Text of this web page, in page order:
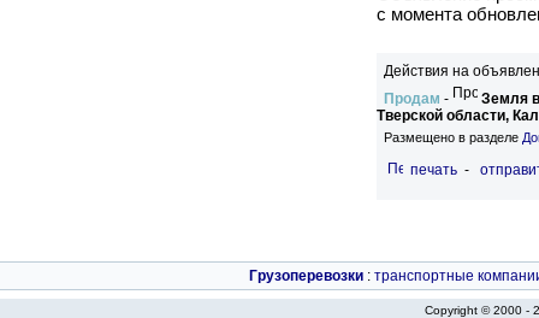
c момента
Действия на
Продам -
Земля
Тверской области,
Размещено в разделе
печать -
Грузоперевозки : транспортные
Copyright © 2000 -